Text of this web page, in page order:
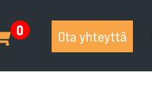
0 Ota yhteyttä